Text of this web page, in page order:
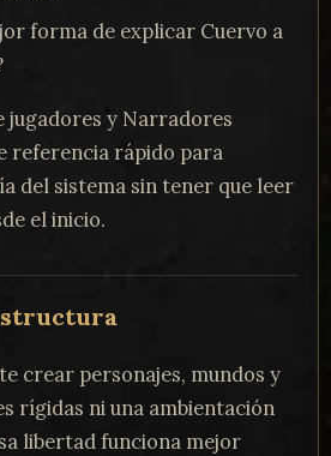
forma de explicar Cuervo a
jugadores y Narradores
referencia rápido para
del sistema sin tener que leer
el inicio.
crear personajes, mundos y
rígidas ni una ambientación
libertad funciona mejor